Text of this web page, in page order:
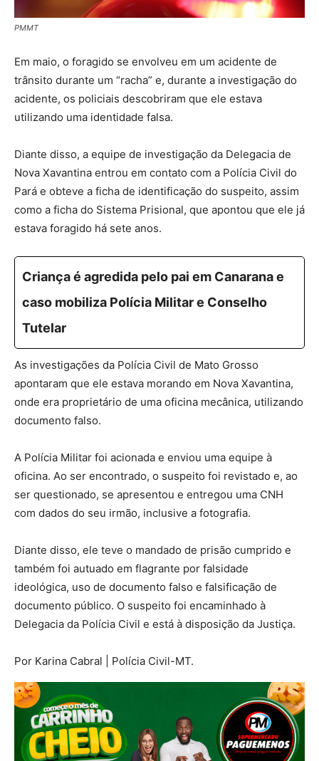
PMMT
Em maio, o foragido se envolveu em um acidente de
trânsito durante um “racha” e, durante a investigação do
acidente, os policiais descobriram que ele estava
utilizando uma identidade falsa.
Diante disso, a equipe de investigação da Delegacia de
Nova Xavantina entrou em contato com a Polícia Civil do
Pará e obteve a ficha de identificação do suspeito, assim
como a ficha do Sistema Prisional, que apontou que ele já
estava foragido há sete anos.
Criança é agredida pelo pai em Canarana e
caso mobiliza Polícia Militar e Conselho
Tutelar
As investigações da Polícia Civil de Mato Grosso
apontaram que ele estava morando em Nova Xavantina,
onde era proprietário de uma oficina mecânica, utilizando
documento falso.
A Polícia Militar foi acionada e enviou uma equipe à
oficina. Ao ser encontrado, o suspeito foi revistado e, ao
ser questionado, se apresentou e entregou uma CNH
com dados do seu irmão, inclusive a fotografia.
Diante disso, ele teve o mandado de prisão cumprido e
também foi autuado em flagrante por falsidade
ideológica, uso de documento falso e falsificação de
documento público. O suspeito foi encaminhado à
Delegacia da Polícia Civil e está à disposição da Justiça.
Por Karina Cabral | Polícia Civil-MT.